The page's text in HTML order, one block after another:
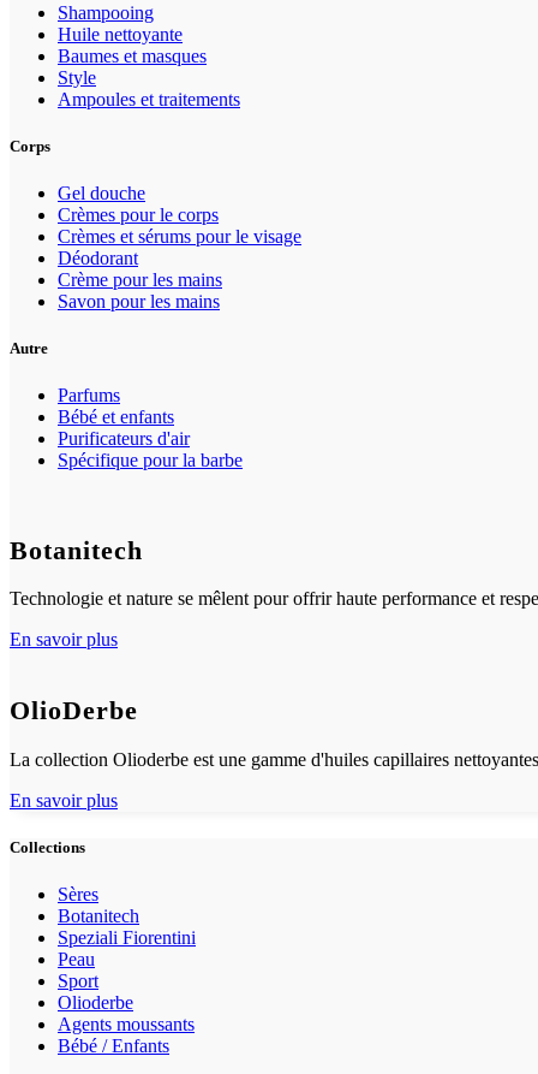
Shampooing
Huile nettoyante
Baumes et masques
Style
Ampoules et traitements
Corps
Gel douche
Crèmes pour le corps
Crèmes et sérums pour le visage
Déodorant
Crème pour les mains
Savon pour les mains
Autre
Parfums
Bébé et enfants
Purificateurs d'air
Spécifique pour la barbe
Botanitech
Technologie et nature se mêlent pour offrir haute performance et
En savoir plus
OlioDerbe
La collection Olioderbe est une gamme d'huiles capillaires
En savoir plus
Collections
Sères
Botanitech
Speziali Fiorentini
Peau
Sport
Olioderbe
Agents moussants
Bébé / Enfants